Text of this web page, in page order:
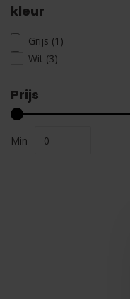
kleur
Grijs (1)
Wit (3)
Prijs
Min